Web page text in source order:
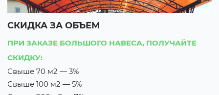
СКИДКА ЗА ОБЪЕМ
ПРИ ЗАКАЗЕ БОЛЬШОГО НАВЕСА, ПОЛУЧАЙТЕ
СКИДКУ:
Свыше 70 м2 — 3%
Свыше 100 м2 — 5%